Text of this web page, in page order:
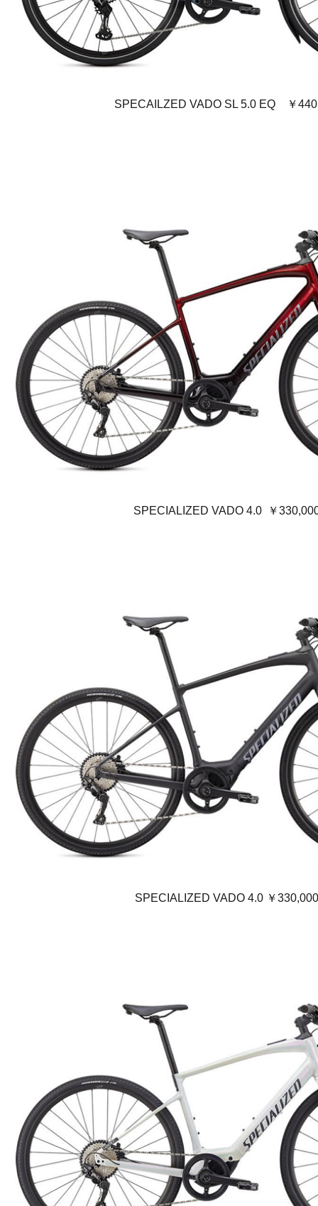
SPECAILZED VADO SL 5.0 EQ ￥
SPECIALIZED VADO 4.0 ￥
SPECIALIZED VADO 4.0 ￥